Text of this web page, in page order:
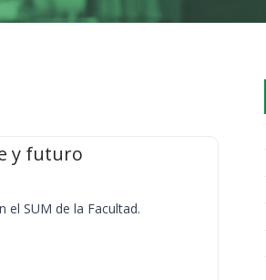
y futuro
el SUM de la Facultad.